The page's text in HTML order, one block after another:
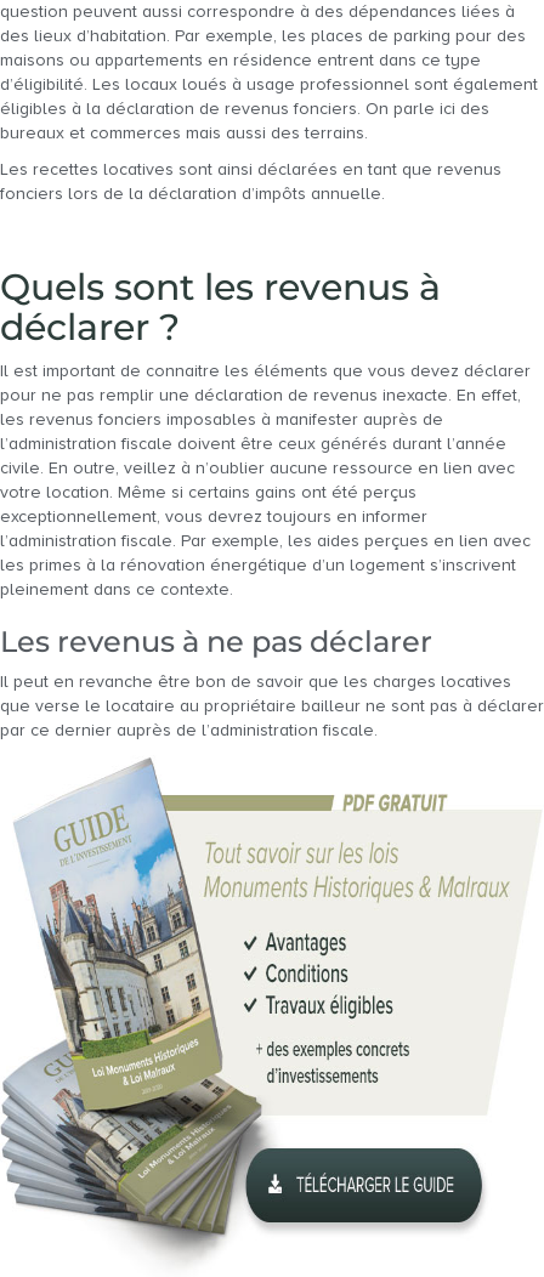
question peuvent aussi correspondre à des dépendances liées à
des lieux d’habitation. Par exemple, les places de parking pour des
maisons ou appartements en résidence entrent dans ce type
d’éligibilité. Les locaux loués à usage professionnel sont également
éligibles à la déclaration de revenus fonciers. On parle ici des
bureaux et commerces mais aussi des terrains.
Les recettes locatives sont ainsi déclarées en tant que revenus
fonciers lors de la déclaration d’impôts annuelle.
Quels sont les revenus à
déclarer ?
Il est important de connaitre les éléments que vous devez déclarer
pour ne pas remplir une déclaration de revenus inexacte. En effet,
les revenus fonciers imposables à manifester auprès de
l’administration fiscale doivent être ceux générés durant l’année
civile. En outre, veillez à n’oublier aucune ressource en lien avec
votre location. Même si certains gains ont été perçus
exceptionnellement, vous devrez toujours en informer
l’administration fiscale. Par exemple, les aides perçues en lien avec
les primes à la rénovation énergétique d’un logement s’inscrivent
pleinement dans ce contexte.
Les revenus à ne pas déclarer
Il peut en revanche être bon de savoir que les charges locatives
que verse le locataire au propriétaire bailleur ne sont pas à déclarer
par ce dernier auprès de l’administration fiscale.